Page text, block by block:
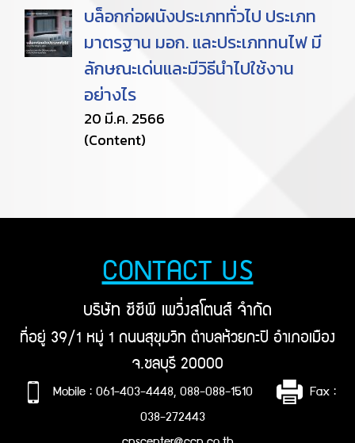
บล็อกก่อผนังประเภททั่วไป ประเภท
มาตรฐาน มอก. และประเภททนไฟ มี
ลักษณะเด่นและมีวิธีนำไปใช้งาน
อย่างไร
20 มี.ค. 2566
(Content)
CONTACT US
บริษัท ซีซีพี เพวิ่งสโตนส์ จำกัด
ที่อยู่ 39/1 หมู่ 1 ถนนสุขุมวิท ตำบลห้วยกะปิ อำเภอเมือง
จ.ชลบุรี 20000
Mobile : 061-403-4448, 088-088-1510 Fax :
038-272443